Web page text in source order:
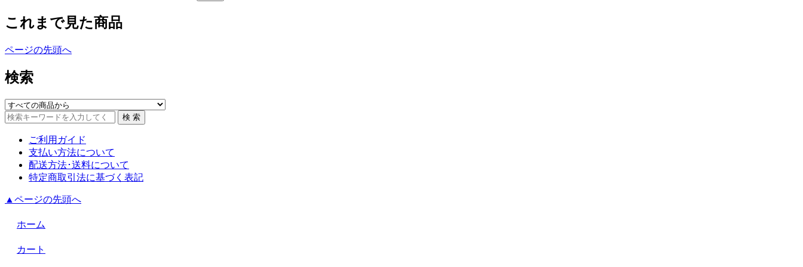
これまで見た商品
ページの先頭へ
検索
ご利用ガイド
支払い方法について
配送方法･送料について
特定商取引法に基づく表記
▲ページの先頭へ
ホーム
カート